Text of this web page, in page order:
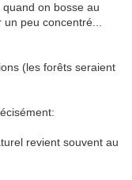
on bosse au
peu concentré...
(les forêts seraient
revient souvent au